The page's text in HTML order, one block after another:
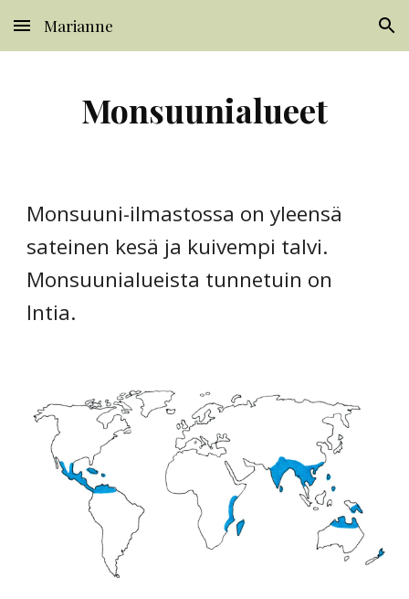
Skip to main content Skip to navigation
Marianne
Monsuunialueet
Monsuuni-ilmastossa on yleensä
sateinen kesä ja kuivempi talvi.
Monsuunialueista tunnetuin on
Intia.